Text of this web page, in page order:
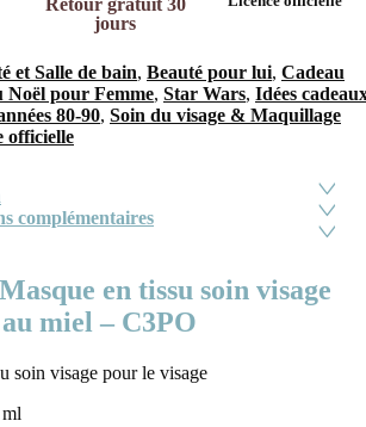
Retour gratuit 30
jours
et Salle de bain, Beauté pour lui, Cadeau
Noël pour Femme, Star Wars, Idées
80-90, Soin du visage & Maquillage
officielle
complémentaires
en tissu soin visage
au miel – C3PO
soin visage pour le visage